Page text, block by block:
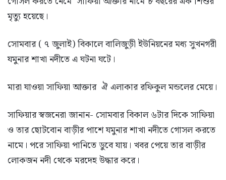
মৃত্যু হয়েছে।
সোমবার ( ৭ জুলাই) বিকালে বালিজুড়ী ইউনিয়নের মধ্য সুখনগরী
যমুনার শাখা নদীতে এ ঘটনা ঘটে।
মারা যাওয়া সাফিয়া আক্তার ঐ এলাকার রফিকুল মন্ডলের মেয়ে।
সাফিয়ার স্বজনেরা জানান- সোমবার বিকাল ৬টার দিকে সাফিয়া
ও তার ছোটবোন বাড়ীর পাশে যমুনার শাখা নদীতে গোসল করতে
নামে। পরে সাফিয়া পানিতে ডুবে যায়। খবর পেয়ে তার বাড়ীর
লোকজন নদী থেকে মরদেহ উদ্ধার করে।